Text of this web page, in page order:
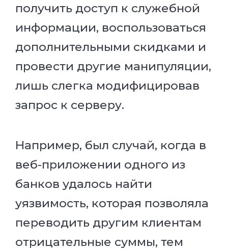
получить доступ к служебной
информации, воспользоваться
дополнительными скидками и
провести другие манипуляции,
лишь слегка модифицировав
запрос к серверу.
Например, был случай, когда в
веб-приложении одного из
банков удалось найти
уязвимость, которая позволяла
переводить другим клиентам
отрицательные суммы, тем